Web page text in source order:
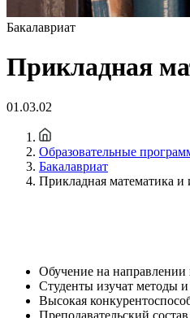
Бакалавриат
Прикладная
01.03.02
Образовательные
Бакалавриат
Прикладная математика и
Обучение на направлении
Студенты изучат методы
Высокая